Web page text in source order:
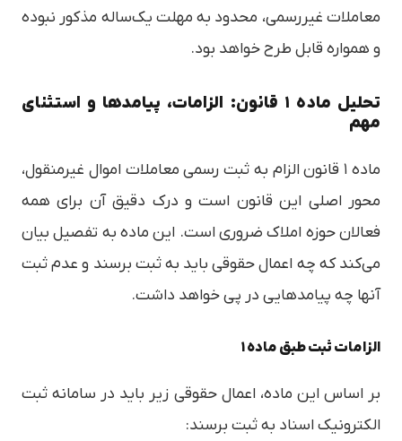
معاملات غیررسمی، محدود به مهلت یک‌ساله مذکور نبوده
و همواره قابل طرح خواهد بود.
تحلیل ماده ۱ قانون: الزامات، پیامدها و استثنای
مهم
ماده ۱ قانون الزام به ثبت رسمی معاملات اموال غیرمنقول،
محور اصلی این قانون است و درک دقیق آن برای همه
فعالان حوزه املاک ضروری است. این ماده به تفصیل بیان
می‌کند که چه اعمال حقوقی باید به ثبت برسند و عدم ثبت
آنها چه پیامدهایی در پی خواهد داشت.
الزامات ثبت طبق ماده ۱
بر اساس این ماده، اعمال حقوقی زیر باید در سامانه ثبت
الکترونیک اسناد به ثبت برسند: